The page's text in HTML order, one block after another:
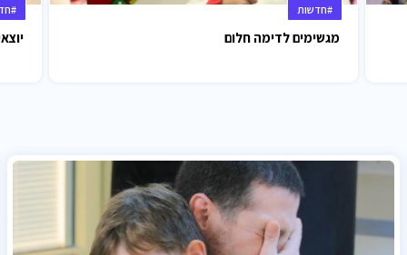
#חדשות
מגשימים לדימה חלום